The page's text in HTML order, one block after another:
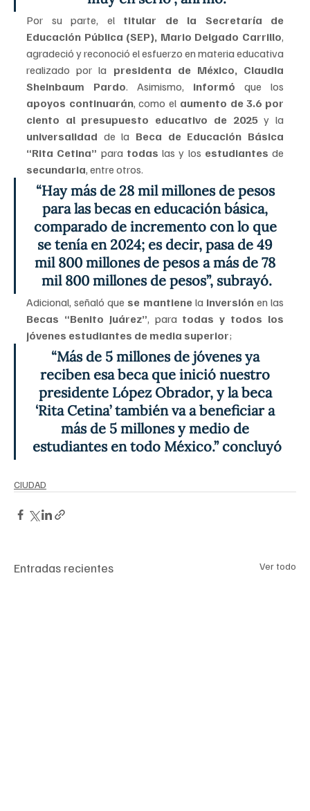
Por su parte, el titular de la Secretaría de
Educación Pública (SEP), Mario Delgado Carrillo,
agradeció y reconoció el esfuerzo en materia educativa
realizado por la presidenta de México, Claudia
Sheinbaum Pardo. Asimismo, informó
apoyos continuarán, como el aumento de 3.6 por
ciento al presupuesto educativo de 2025
universalidad de la Beca de Educación Básica
“Rita Cetina” para todas las y los estudiantes
secundaria, entre otros.
“Hay más de 28 mil millones de pesos
para las becas en educación básica,
comparado de incremento con lo que
se tenía en 2024; es decir, pasa de 49
mil 800 millones de pesos a más de 78
mil 800 millones de pesos”, subrayó.
Adicional, señaló que se mantiene la inversión
Becas “Benito Juárez”, para todas y todos los
jóvenes estudiantes de media superior;
“Más de 5 millones de jóvenes ya
reciben esa beca que inició nuestro
presidente López Obrador, y la beca
‘Rita Cetina’ también va a beneficiar a
más de 5 millones y medio de
estudiantes en todo México.” concluyó
CIUDAD
Entradas recientes Ver todo